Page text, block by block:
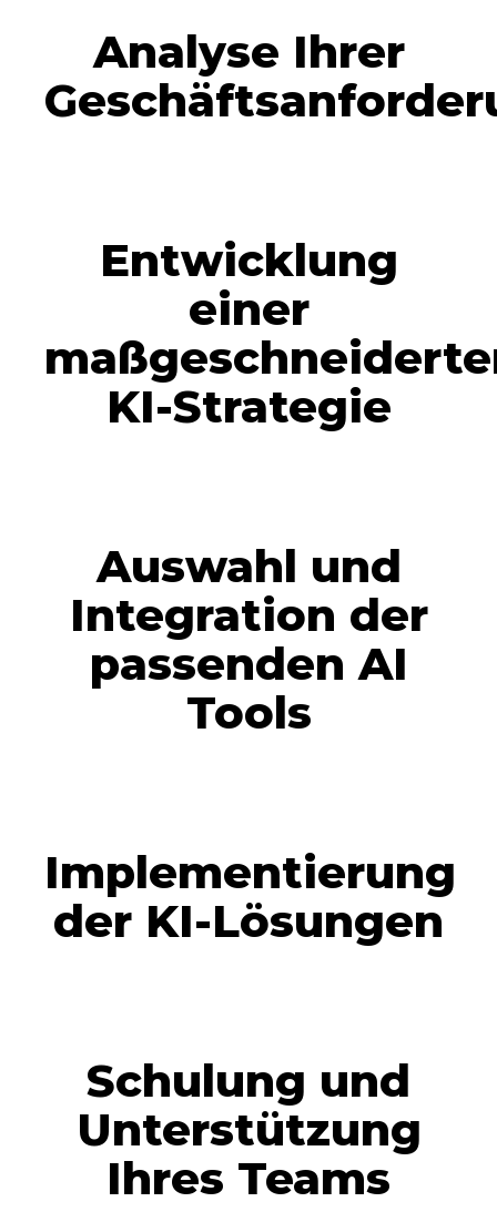
Analyse Ihrer
Entwicklung
einer
KI-Strategie
Auswahl und
Integration der
passenden AI
Tools
Implementierung
der KI-Lösungen
Schulung und
Unterstützung
Ihres Teams